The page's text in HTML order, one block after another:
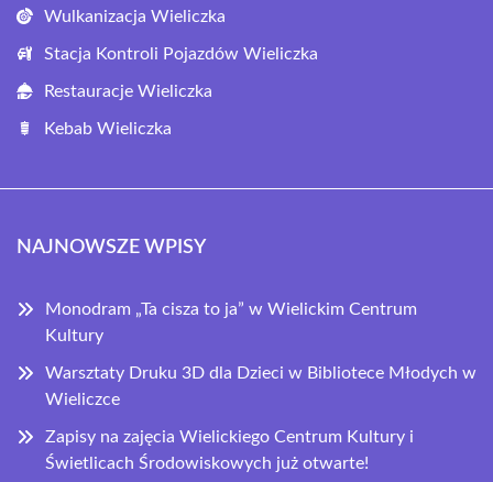
Wulkanizacja Wieliczka
Stacja Kontroli Pojazdów Wieliczka
Restauracje Wieliczka
Kebab Wieliczka
NAJNOWSZE WPISY
Monodram „Ta cisza to ja” w Wielickim Centrum
Kultury
Warsztaty Druku 3D dla Dzieci w Bibliotece Młodych w
Wieliczce
Zapisy na zajęcia Wielickiego Centrum Kultury i
Świetlicach Środowiskowych już otwarte!